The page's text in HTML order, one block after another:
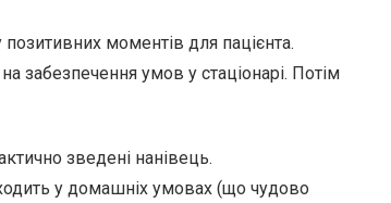
позитивних моментів для пацієнта.
забезпечення умов у стаціонарі. Потім
зведені нанівець.
у домашніх умовах (що чудово